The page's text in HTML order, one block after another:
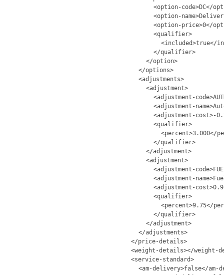
<option-code>DC</
<option-
<option-price>0</
<qualifier>
<included>true</
</qualifier>
</option>
</options>
<adjustments>
<adjustment>
<adjustment-
<adjustment-
<adjustment-cost>-
<qualifier>
<percent>3.000</
</qualifier>
</adjustment>
<adjustment>
<adjustment-
<adjustment-
<adjustment-
<qualifier>
<percent>9.75</
</qualifier>
</adjustment>
</adjustments>
</price-details>
<weight-details></weight-
<service-standard>
<am-delivery>false</am-